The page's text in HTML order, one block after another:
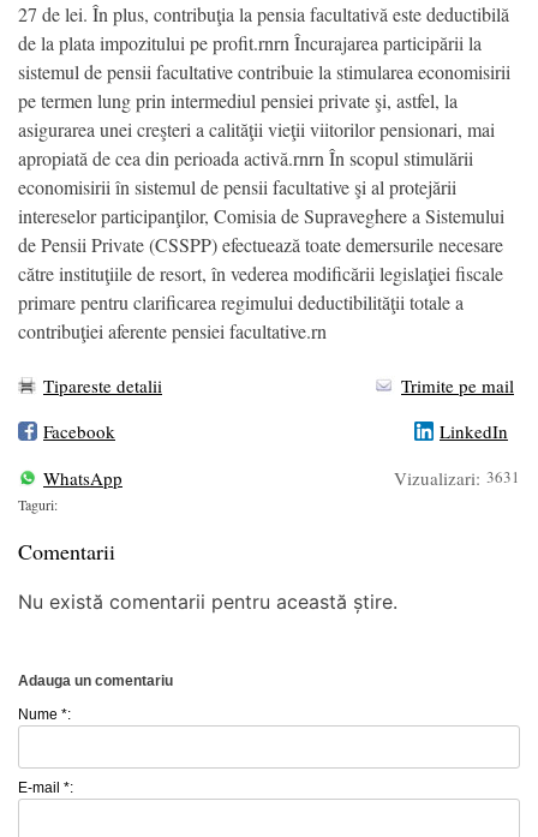
27 de lei. În plus, contribuţia la pensia facultativă este deductibilă
de la plata impozitului pe profit.rnrn Încurajarea participării la
sistemul de pensii facultative contribuie la stimularea economisirii
pe termen lung prin intermediul pensiei private şi, astfel, la
asigurarea unei creşteri a calităţii vieţii viitorilor pensionari, mai
apropiată de cea din perioada activă.rnrn În scopul stimulării
economisirii în sistemul de pensii facultative şi al protejării
intereselor participanţilor, Comisia de Supraveghere a Sistemului
de Pensii Private (CSSPP) efectuează toate demersurile necesare
către instituţiile de resort, în vederea modificării legislaţiei fiscale
primare pentru clarificarea regimului deductibilităţii totale a
contribuţiei aferente pensiei facultative.rn
Tipareste detalii
Trimite pe mail
Facebook
LinkedIn
WhatsApp
Vizualizari: 3631
Taguri:
Comentarii
Nu există comentarii pentru această știre.
Adauga un comentariu
Nume *:
E-mail *: